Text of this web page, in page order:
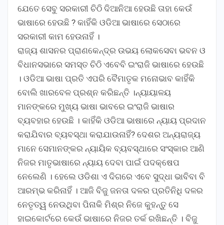
ଯେତେ ସେବୁ ସରକାରୀ ଚିଠି ଦିଆନିଆ ହେଉଛି ତାହା କେଉଁ
ଭାଷାରେ ହେଉଛି ? କାହିଁକି ଓଡିଆ ଭାଷାରେ ସେଠାରେ
ସରକାରୀ କାମ ହେଉନାହିଁ ।
ରାଜ୍ୟ ଶାସନର ପ୍ରାଣକେନ୍ଦ୍ର ଉଭୟ ଲୋକସେବା ଭବନ ଓ
ବିଧାନସଭାରେ ସମସ୍ତ ଚିଠି ଏବେବି ଇଂରାଜି ଭାଷାରେ ହେଉଛି
। ଓଡିଆ ଭାଷା ପ୍ରତି ଏପରି ବୈମାତୃକ ମନୋଭାବ କାହିଁକି
ବୋଲି ଖାରବେଳ ପ୍ରଶ୍ନ କରିଛନ୍ତି ।ନ୍ୟାୟାଳୟ
ମାନଙ୍କରେ ମୁଖ୍ୟ ଭାଷା ଭାବରେ ଇଂରାଜି ଭାଷାର
ବ୍ୟବହାର ହେଉଛି । କାହିଁକି ଓଡିଆ ଭାଷାରେ ନ୍ୟାୟ ପ୍ରଦାନ
କରାଯିବାର ବ୍ୟବସ୍ଥା କରାଯାଉନାହିଁ? ଦେଶର ଅନ୍ୟରାଜ୍ୟ
ମାନେ ସେମାନଙ୍କର ନ୍ୟାୟିକ ବ୍ୟବସ୍ଥାରେ ସଂସ୍କାର ଆଣି
ନିଜର ମାତୃଭାଷାରେ ନ୍ୟାୟ ଦେବା ପାଇଁ ପଦକ୍ଷେପ
ନେଲେଣି । ହେଲେ ଓଡିଶା ଏ ଦିଗରେ ଏବେ ସୁଦ୍ଧା ଭାବିବା ବି
ଆରମ୍ଭ କରିନାହିଁ । ଆଜି ବିଜୁ ଜନତା ଦଳର ପ୍ରତିନିଧି ଦଳର
ନେତୃତ୍ୱ ନେଉଥିବା ପିନାକି ମିଶ୍ର ନିଜେ କୁହନ୍ତୁ ସେ
ହାଇକୋର୍ଟରେ କେଉଁ ଭାଷାରେ ନିଜର ତର୍କ ରଖିଛନ୍ତି । ବିଜୁ